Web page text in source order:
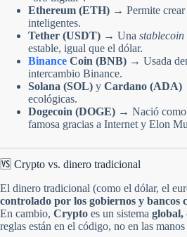
Ethereum (ETH) → Permite crear
inteligentes.
Tether (USDT) → Una stablecoin
estable, igual que el dólar.
Binance Coin (BNB) → Usada
intercambio Binance.
Solana (SOL) y Cardano (ADA)
ecológicas.
Dogecoin (DOGE) → Nació como
famosa gracias a Internet y Elon
🆚 Crypto vs. dinero tradicional
El dinero tradicional (como el dólar, el
controlado por los gobiernos y bancos
En cambio, Crypto es un sistema global,
reglas están en el código, no en las